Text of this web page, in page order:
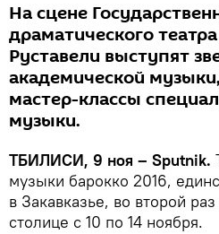
На сцене
драматического
Руставели выступят
академической
мастер-классы
музыки.
ТБИЛИСИ, 9 ноя – Sputnik.
музыки барокко 2016,
в Закавказье, во второй
столице с 10 по 14 ноября.